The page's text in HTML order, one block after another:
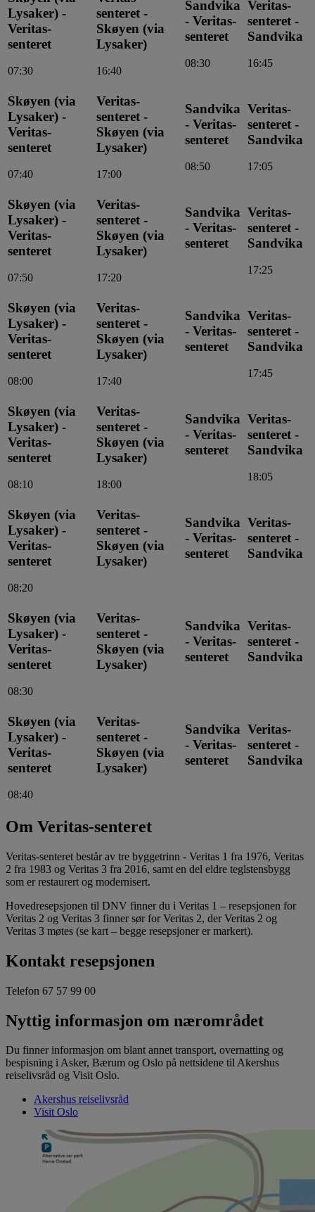
Lysaker) -
Veritas-
senteret
07:30
senteret -
Skøyen (via
Lysaker)
16:40
Sandvika
- Veritas-
senteret
08:30
Veritas-
senteret -
Sandvika
16:45
Skøyen (via
Lysaker) -
Veritas-
senteret
07:40
Veritas-
senteret -
Skøyen (via
Lysaker)
17:00
Sandvika
- Veritas-
senteret
08:50
Veritas-
senteret -
Sandvika
17:05
Skøyen (via
Lysaker) -
Veritas-
senteret
07:50
Veritas-
senteret -
Skøyen (via
Lysaker)
17:20
Sandvika
- Veritas-
senteret
Veritas-
senteret -
Sandvika
17:25
Skøyen (via
Lysaker) -
Veritas-
senteret
08:00
Veritas-
senteret -
Skøyen (via
Lysaker)
17:40
Sandvika
- Veritas-
senteret
Veritas-
senteret -
Sandvika
17:45
Skøyen (via
Lysaker) -
Veritas-
senteret
08:10
Veritas-
senteret -
Skøyen (via
Lysaker)
18:00
Sandvika
- Veritas-
senteret
Veritas-
senteret -
Sandvika
18:05
Skøyen (via
Lysaker) -
Veritas-
senteret
08:20
Veritas-
senteret -
Skøyen (via
Lysaker)
Sandvika
- Veritas-
senteret
Veritas-
senteret -
Sandvika
Skøyen (via
Lysaker) -
Veritas-
senteret
08:30
Veritas-
senteret -
Skøyen (via
Lysaker)
Sandvika
- Veritas-
senteret
Veritas-
senteret -
Sandvika
Skøyen (via
Lysaker) -
Veritas-
senteret
08:40
Veritas-
senteret -
Skøyen (via
Lysaker)
Sandvika
- Veritas-
senteret
Veritas-
senteret -
Sandvika
Om Veritas-senteret
Veritas-senteret består av tre byggetrinn - Veritas 1 fra 1976, Veritas
2 fra 1983 og Veritas 3 fra 2016, samt en del eldre teglstensbygg
som er restaurert og modernisert.
Hovedresepsjonen til DNV finner du i Veritas 1 – resepsjonen for
Veritas 2 og Veritas 3 finner sør for Veritas 2, der Veritas 2 og
Veritas 3 møtes (se kart – begge resepsjoner er markert).
Kontakt resepsjonen
Telefon 67 57 99 00
Nyttig informasjon om nærområdet
Du finner informasjon om blant annet transport, overnatting og
bespisning i Asker, Bærum og Oslo på nettsidene til Akershus
reiselivsråd og Visit Oslo.
Akershus reiselivsråd
Visit Oslo